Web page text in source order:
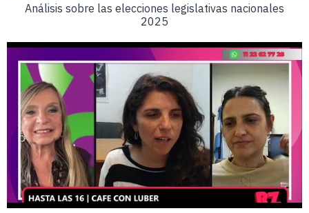
Análisis sobre las elecciones legislativas nacionales
2025